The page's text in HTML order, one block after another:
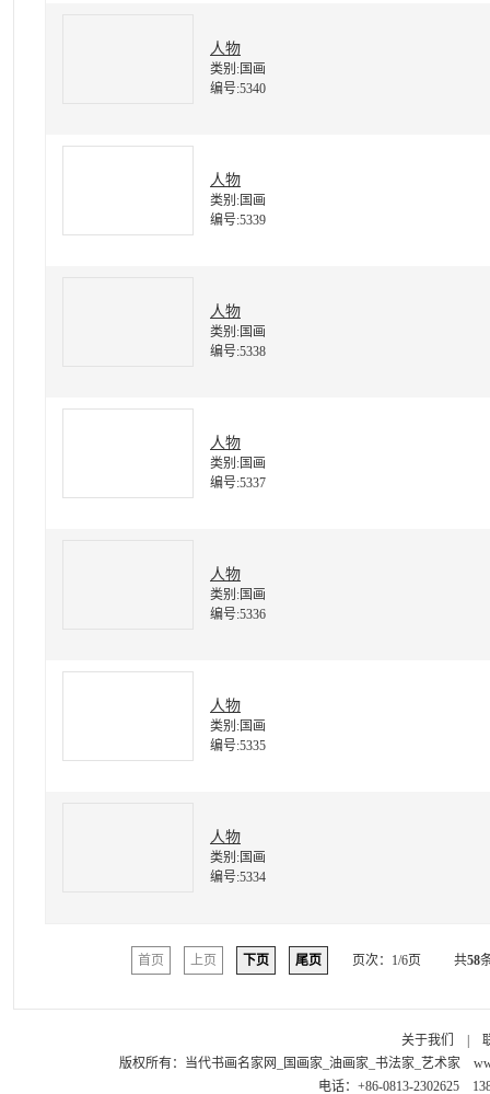
人物
类别:国画
编号:5340
人物
类别:国画
编号:5339
人物
类别:国画
编号:5338
人物
类别:国画
编号:5337
人物
类别:国画
编号:5336
人物
类别:国画
编号:5335
人物
类别:国画
编号:5334
首页 上页 下页 尾页 页次：1/6页 共58
关于我们
版权所有： 当代书画名家网_国画家_油画家_书法家_艺术家
电话：+86-0813-2302625